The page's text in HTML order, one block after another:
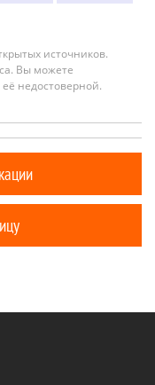
источников.
Вы можете
недостоверной.